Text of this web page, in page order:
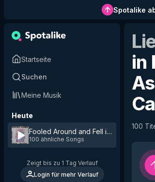
Spotalike
Startseite
Suchen
Meine Musik
Heute
Fooled Around and Fell in Love (feat.
100 ähnliche Songs
Zeigt bis zu 1 Tag Verlauf
Login für mehr Verlauf
in
100